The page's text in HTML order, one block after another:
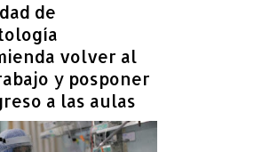
de
volver al
y posponer
a las aulas